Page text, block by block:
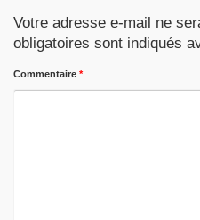
Votre adresse e-mail ne
obligatoires sont indiqués
Commentaire *